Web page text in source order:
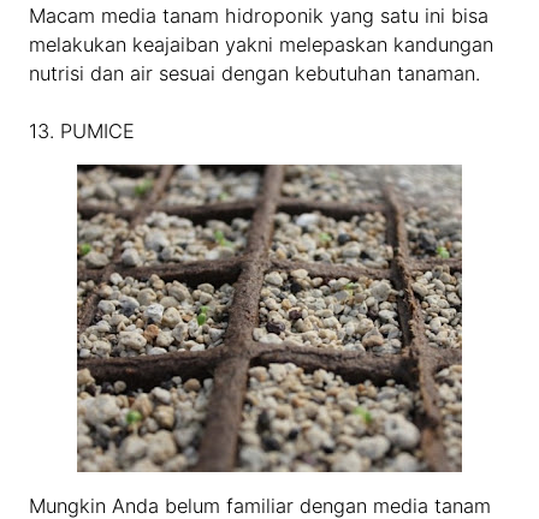
Macam media tanam hidroponik yang satu ini bisa
melakukan keajaiban yakni melepaskan kandungan
nutrisi dan air sesuai dengan kebutuhan tanaman.
13. PUMICE
Mungkin Anda belum familiar dengan media tanam